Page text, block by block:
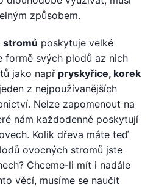
způsobem.
stromů poskytuje velké
formě svých plodů az nich
jako např pryskyřice, korek
z nejpoužívanějších
Nelze zapomenout na
nám každodenně poskytují
Kolik dřeva máte teď
ovocných stromů jste
Chceme-li mít i nadále
věcí, musíme se naučit